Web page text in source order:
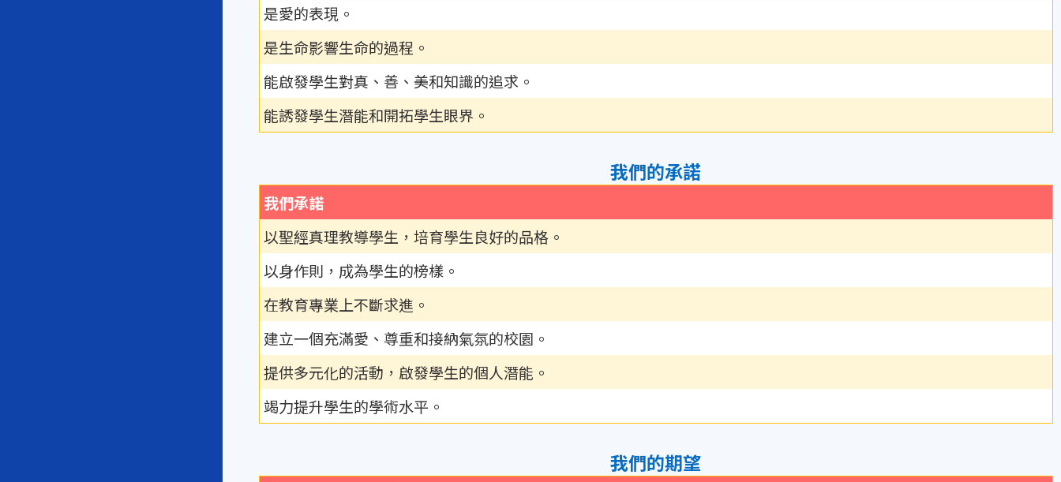
是愛的表現。
是生命影響生命的過程。
能啟發學生對真、善、美和知識的追求。
能誘發學生潛能和開拓學生眼界。
我們的承諾
我們承諾
以聖經真理教導學生，培育學生良好的品格。
以身作則，成為學生的榜樣。
在教育專業上不斷求進。
建立一個充滿愛、尊重和接納氣氛的校園。
提供多元化的活動，啟發學生的個人潛能。
竭力提升學生的學術水平。
我們的期望